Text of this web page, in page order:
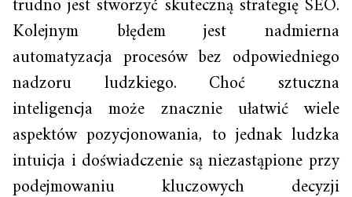
trudno jest stworzyć skuteczną strategię SEO.
Kolejnym błędem jest nadmierna
automatyzacja procesów bez odpowiedniego
nadzoru ludzkiego. Choć sztuczna
inteligencja może znacznie ułatwić wiele
aspektów pozycjonowania, to jednak ludzka
intuicja i doświadczenie są niezastąpione przy
podejmowaniu kluczowych decyzji